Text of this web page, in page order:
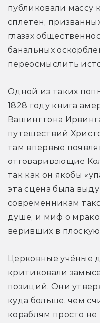
публиковали массу
сплетен,
глазах
банальных
переосмыслить
Одной из таких
1828 году книга
Вашингтона
путешествий
там впервые
отговаривающие
так как он якобы
эта сцена была
современникам
душе, и миф о
веривших в
Церковные учёные
критиковали
позиций. Они
куда больше, чем
кораблям просто не